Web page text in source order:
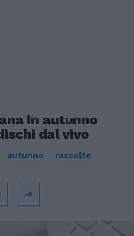
in autunno
dal vivo
autunno
raccolte